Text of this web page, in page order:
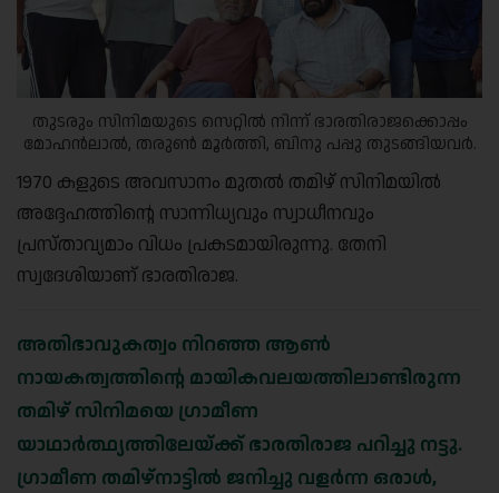
തുടരും സിനിമയുടെ സെറ്റിൽ നിന്ന് ഭാരതിരാജക്കൊപ്പം
മോഹൻലാൽ, തരുൺ മൂർത്തി, ബിനു പപ്പു തുടങ്ങിയവർ.
1970 കളുടെ അവസാനം മുതൽ തമിഴ് സിനിമയിൽ
അദ്ദേഹത്തിന്റെ സാന്നിധ്യവും സ്വാധീനവും
പ്രസ്താവ്യമാം വിധം പ്രകടമായിരുന്നു. തേനി
സ്വദേശിയാണ് ഭാരതിരാജ.
അതിഭാവുകത്വം നിറഞ്ഞ ആൺ
നായകത്വത്തിന്റെ മായികവലയത്തിലാണ്ടിരുന്ന
തമിഴ് സിനിമയെ ഗ്രാമീണ
യാഥാർത്ഥ്യത്തിലേയ്ക്ക് ഭാരതിരാജ പറിച്ചു നട്ടു.
ഗ്രാമീണ തമിഴ്‌നാട്ടിൽ ജനിച്ചു വളർന്ന ഒരാൾ,